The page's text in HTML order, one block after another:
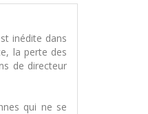
inédite dans
la perte des
de directeur
qui ne se